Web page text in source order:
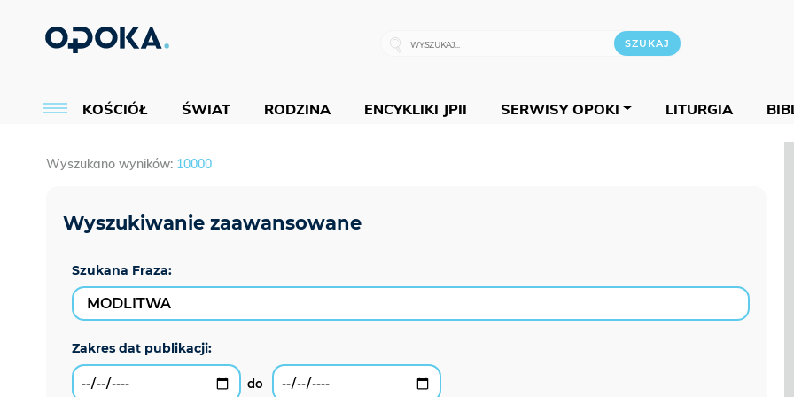
KOŚCIÓŁ ŚWIAT RODZINA ENCYKLIKI JPII SERWISY OPOKI LITURGIA
Wyszukano wyników: 10000
Szukana Fraza: